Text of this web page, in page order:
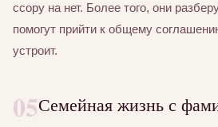
ссору на нет. Более того, они
помогут прийти к общему
устроит.
05Семейная жизнь с